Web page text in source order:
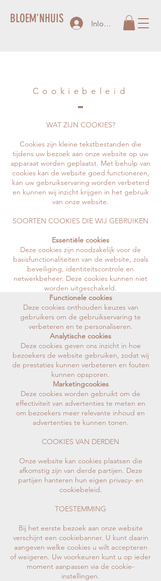
BLOEM'NHUIS Inloggen
Cookiebeleid
WAT ZIJN COOKIES?
Cookies zijn kleine tekstbestanden die
tijdens uw bezoek aan onze website op uw
apparaat worden geplaatst. Met behulp van
cookies kan de website goed functioneren,
kan uw gebruikservaring worden verbeterd
en kunnen wij inzicht krijgen in het gebruik
van onze website.
SOORTEN COOKIES DIE WIJ GEBRUIKEN
Essentiële cookies
Deze cookies zijn noodzakelijk voor de
basisfunctionaliteiten van de website, zoals
beveiliging, identiteitscontrole en
netwerkbeheer. Deze cookies kunnen niet
worden uitgeschakeld.
Functionele cookies
Deze cookies onthouden keuzes van
gebruikers om de gebruikservaring te
verbeteren en te personaliseren.
Analytische cookies
Deze cookies geven ons inzicht in hoe
bezoekers de website gebruiken, zodat wij
de prestaties kunnen verbeteren en fouten
kunnen opsporen.
Marketingcookies
Deze cookies worden gebruikt om de
effectiviteit van advertenties te meten en
om bezoekers meer relevante inhoud en
advertenties te kunnen tonen.
COOKIES VAN DERDEN
Onze website kan cookies plaatsen die
afkomstig zijn van derde partijen. Deze
partijen hanteren hun eigen privacy- en
cookiebeleid.
TOESTEMMING
Bij het eerste bezoek aan onze website
verschijnt een cookiebanner. U kunt daarin
aangeven welke cookies u wilt accepteren
of weigeren. Uw voorkeuren kunt u op ieder
moment aanpassen via de cookie-
instellingen.